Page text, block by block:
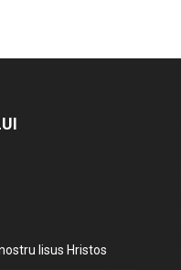
Iisus Hristos